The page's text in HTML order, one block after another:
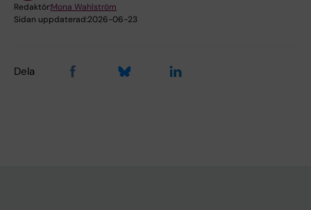
Redaktör:Mona Wahlström
Sidan uppdaterad:2026-06-23
Dela